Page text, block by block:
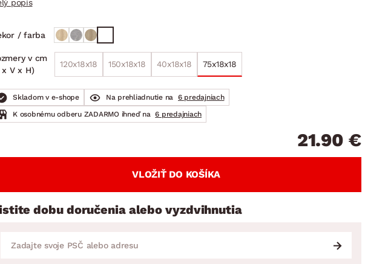
popis
/ farba
v cm
x V x H)
120x18x18 150x18x18 40x18x18 75x18x18
Skladom v e-shope Na prehliadnutie na 6 predajniach
K osobnému odberu ZADARMO ihneď na 6 predajniach
21.90 €
VLOŽIŤ DO KOŠÍKA
dobu doručenia alebo vyzdvihnutia